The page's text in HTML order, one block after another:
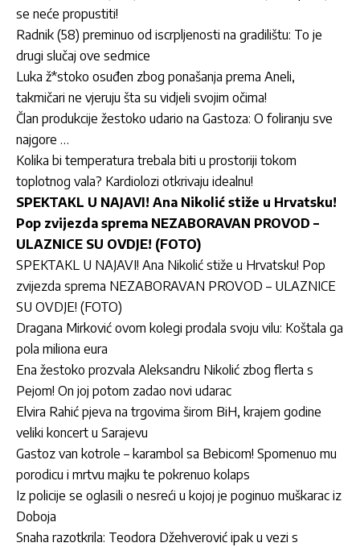
se neće propustiti!
Radnik (58) preminuo od iscrpljenosti na gradilištu: To je
drugi slučaj ove sedmice
Luka ž*stoko osuđen zbog ponašanja prema Aneli,
takmičari ne vjeruju šta su vidjeli svojim očima!
Član produkcije žestoko udario na Gastoza: O foliranju sve
najgore …
Kolika bi temperatura trebala biti u prostoriji tokom
toplotnog vala? Kardiolozi otkrivaju idealnu!
SPEKTAKL U NAJAVI! Ana Nikolić stiže u Hrvatsku!
Pop zvijezda sprema NEZABORAVAN PROVOD –
ULAZNICE SU OVDJE! (FOTO)
SPEKTAKL U NAJAVI! Ana Nikolić stiže u Hrvatsku! Pop
zvijezda sprema NEZABORAVAN PROVOD – ULAZNICE
SU OVDJE! (FOTO)
Dragana Mirković ovom kolegi prodala svoju vilu: Koštala ga
pola miliona eura
Ena žestoko prozvala Aleksandru Nikolić zbog flerta s
Pejom! On joj potom zadao novi udarac
Elvira Rahić pjeva na trgovima širom BiH, krajem godine
veliki koncert u Sarajevu
Gastoz van kotrole – karambol sa Bebicom! Spomenuo mu
porodicu i mrtvu majku te pokrenuo kolaps
Iz policije se oglasili o nesreći u kojoj je poginuo muškarac iz
Doboja
Snaha razotkrila: Teodora Džehverović ipak u vezi s